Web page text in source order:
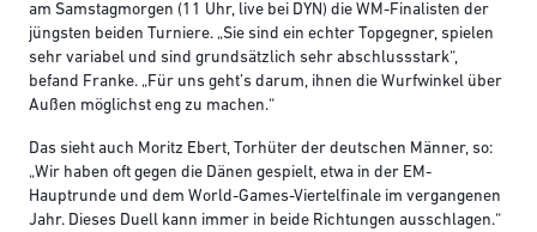
am Samstagmorgen (11 Uhr, live bei DYN) die WM-Finalisten der
jüngsten beiden Turniere. „Sie sind ein echter Topgegner, spielen
sehr variabel und sind grundsätzlich sehr abschlussstark“,
befand Franke. „Für uns geht’s darum, ihnen die Wurfwinkel über
Außen möglichst eng zu machen.“
Das sieht auch Moritz Ebert, Torhüter der deutschen Männer, so:
„Wir haben oft gegen die Dänen gespielt, etwa in der EM-
Hauptrunde und dem World-Games-Viertelfinale im vergangenen
Jahr. Dieses Duell kann immer in beide Richtungen ausschlagen.“